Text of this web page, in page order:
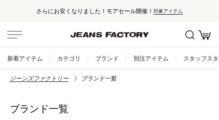
さらにお安くなりました！モアセール開催！ 対象アイテム
新着アイテム カテゴリ ブランド 別注アイテム スタッフス
ジーンズファクトリー ブランド一覧
ブランド一覧